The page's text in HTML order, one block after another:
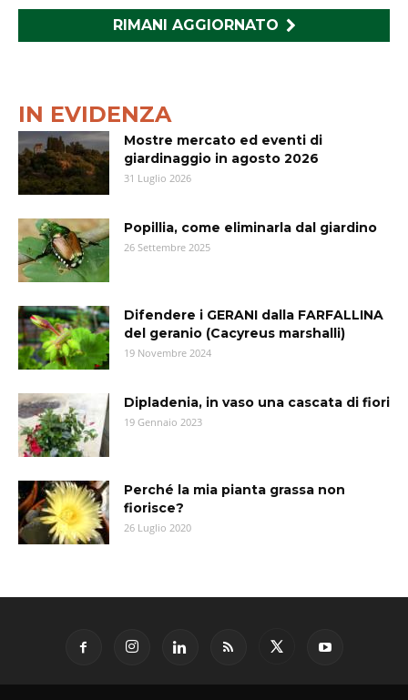
RIMANI AGGIORNATO
IN EVIDENZA
Mostre mercato ed eventi di
giardinaggio in agosto 2026
31 Luglio 2026
Popillia, come eliminarla dal giardino
26 Settembre 2025
Difendere i GERANI dalla FARFALLINA
del geranio (Cacyreus marshalli)
19 Novembre 2024
Dipladenia, in vaso una cascata di fiori
19 Gennaio 2023
Perché la mia pianta grassa non
fiorisce?
26 Luglio 2020